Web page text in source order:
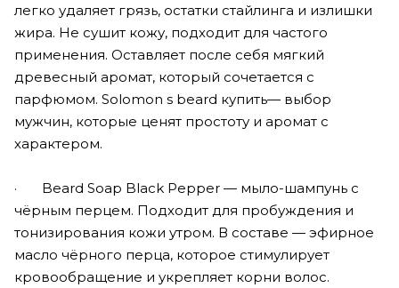
легко удаляет грязь, остатки стайлинга и излишки
жира. Не сушит кожу, подходит для частого
применения. Оставляет после себя мягкий
древесный аромат, который сочетается с
парфюмом. Solomon s beard купить— выбор
мужчин, которые ценят простоту и аромат с
характером.
· Beard Soap Black Pepper — мыло-шампунь с
чёрным перцем. Подходит для пробуждения и
тонизирования кожи утром. В составе — эфирное
масло чёрного перца, которое стимулирует
кровообращение и укрепляет корни волос.